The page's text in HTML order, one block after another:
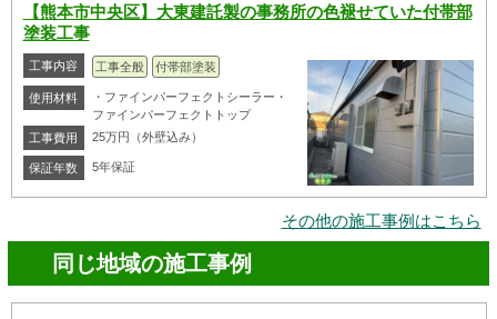
【熊本市中央区】大東建託製の事務所の色褪せていた付帯部
塗装工事
工事内容 工事全般 付帯部塗装
使用材料
・ファインパーフェクトシーラー・
ファインパーフェクトトップ
工事費用
25万円（外壁込み）
保証年数 5年保証
その他の施工事例はこちら
同じ地域の施工事例